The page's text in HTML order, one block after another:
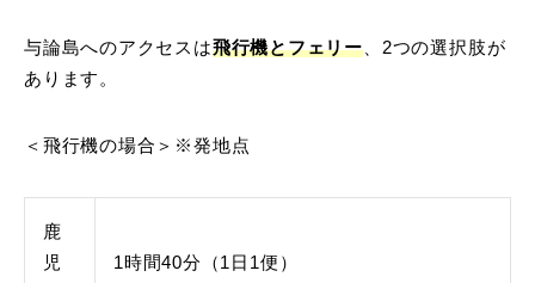
与論島へのアクセスは飛行機とフェリー、2つの選択肢が
あります。
＜飛行機の場合＞※発地点
鹿
児
1時間40分（1日1便）